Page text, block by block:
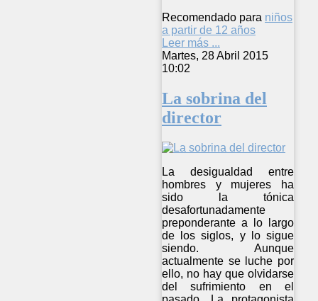
Recomendado para niños
a partir de 12 años
Leer más ...
Martes, 28 Abril 2015
10:02
La sobrina del
director
La desigualdad entre
hombres y mujeres ha
sido la tónica
desafortunadamente
preponderante a lo largo
de los siglos, y lo sigue
siendo. Aunque
actualmente se luche por
ello, no hay que olvidarse
del sufrimiento en el